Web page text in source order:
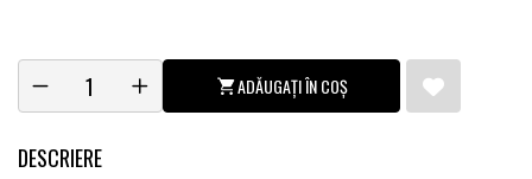
ADĂUGAȚI ÎN COȘ
DESCRIERE